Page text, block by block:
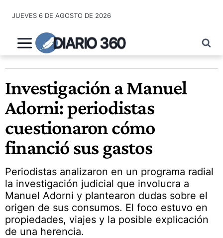
contenido
JUEVES 6 DE AGOSTO DE 2026
DIARIO 360
Investigación a Manuel
Adorni: periodistas
cuestionaron cómo
financió sus gastos
Periodistas analizaron en un programa radial
la investigación judicial que involucra a
Manuel Adorni y plantearon dudas sobre el
origen de sus consumos. El foco estuvo en
propiedades, viajes y la posible explicación
de una herencia.